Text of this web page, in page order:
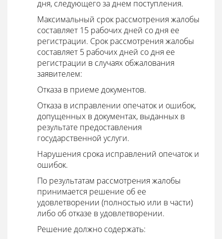
дня, следующего за днем поступления.
Максимальный срок рассмотрения жалобы
составляет 15 рабочих дней со дня ее
регистрации. Срок рассмотрения жалобы
составляет 5 рабочих дней со дня ее
регистрации в случаях обжалования
заявителем:
Отказа в приеме документов.
Отказа в исправлении опечаток и ошибок,
допущенных в документах, выданных в
результате предоставления
государственной услуги.
Нарушения срока исправлений опечаток и
ошибок.
По результатам рассмотрения жалобы
принимается решение об ее
удовлетворении (полностью или в части)
либо об отказе в удовлетворении.
Решение должно содержать: